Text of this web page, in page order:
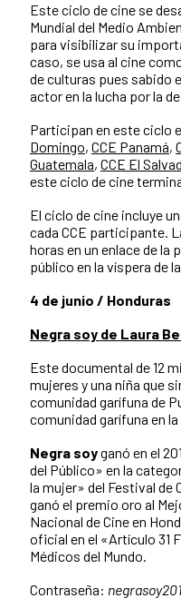
Este ciclo de cine se
Mundial del Medio
para visibilizar su
caso, se usa al cine
de culturas pues sabido
actor en la lucha por la
Participan en este ciclo
Domingo, CCE Panamá,
Guatemala, CCE El
este ciclo de cine
El ciclo de cine incluye
cada CCE participante.
horas en un enlace de la
público en la víspera de
4 de junio / Honduras
Negra soy de Laura
Este documental de 12
mujeres y una niña que
comunidad garífuna de
comunidad garífuna en
Negra soyganó en el
del Público» en la
la mujer» del Festival de
ganó el premio oro al
Nacional de Cine en
oficial en el «Artículo 31
Médicos del Mundo.
Contraseña: